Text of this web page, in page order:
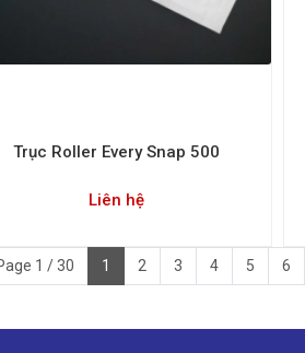
Trục Roller Every Snap 500
Liên hệ
1 / 30 1 2 3 4 5 6